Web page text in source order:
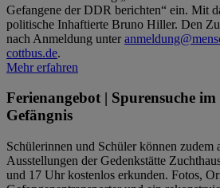
Gefangene der DDR berichten“ ein. Mit
politische Inhaftierte Bruno Hiller. Den
nach Anmeldung unter
cottbus.de.
Mehr erfahren
Ferienangebot | Spurensuche im
Gefängnis
Schülerinnen und Schüler können zudem
Ausstellungen der Gedenkstätte
und 17 Uhr kostenlos erkunden. Fotos,